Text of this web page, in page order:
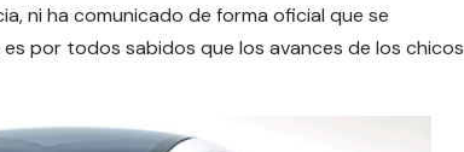
ni ha comunicado de forma oficial que se
es por todos sabidos que los avances de los chicos